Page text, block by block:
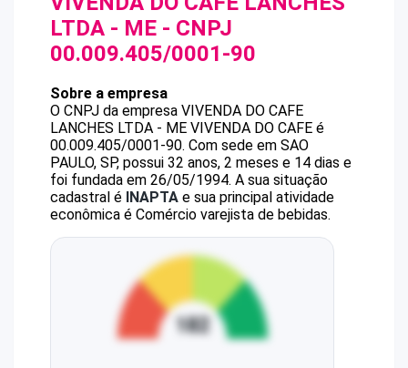
LTDA - ME - CNPJ
00.009.405/0001-90
Sobre a empresa
O CNPJ da empresa VIVENDA DO CAFE
LANCHES LTDA - ME VIVENDA DO CAFE é
00.009.405/0001-90. Com sede em SAO
PAULO, SP, possui 32 anos, 2 meses e 14 dias e
foi fundada em 26/05/1994. A sua situação
cadastral é INAPTA e sua principal atividade
econômica é Comércio varejista de bebidas.